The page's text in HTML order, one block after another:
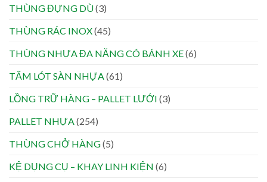
THÙNG ĐỰNG DÙ(3)
THÙNG RÁC INOX(45)
THÙNG NHỰA ĐA NĂNG CÓ BÁNH XE(6)
TẤM LÓT SÀN NHỰA(61)
LỒNG TRỮ HÀNG – PALLET LƯỚI (3)
PALLET NHỰA(254)
THÙNG CHỞ HÀNG(5)
KỆ DỤNG CỤ – KHAY LINH KIỆN (6)